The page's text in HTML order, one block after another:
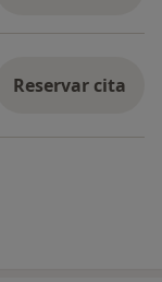
Reservar cita